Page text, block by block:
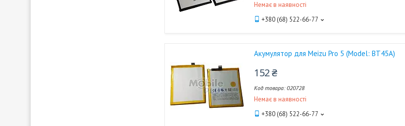
Немає в наявності
+380 (68) 522-66-77
Акумулятор для Meizu Pro 5 (Model: BT45A)
152 ₴
020728
Немає в наявності
+380 (68) 522-66-77